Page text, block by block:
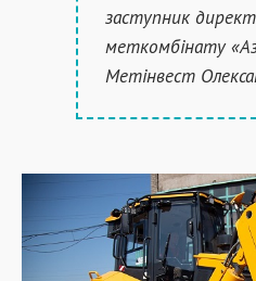
заступник
меткомбінату
Метінвест